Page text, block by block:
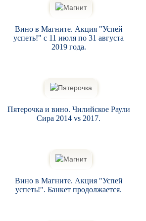
Вино в Магните. Акция "Успей
успеть!" с 11 июля по 31 августа
2019 года.
Пятерочка и вино. Чилийское Раули
Сира 2014 vs 2017.
Вино в Магните. Акция "Успей
успеть!". Банкет продолжается.